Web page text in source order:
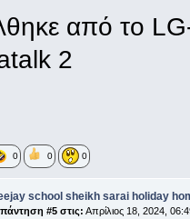
από το
2
0 0 0
school sheikh sarai holiday
#5 στις: Απρίλιος 18, 2024,